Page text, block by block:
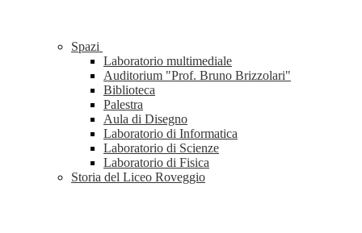
Spazi
Laboratorio multimediale
Auditorium "Prof. Bruno Brizzolari"
Biblioteca
Palestra
Aula di Disegno
Laboratorio di Informatica
Laboratorio di Scienze
Laboratorio di Fisica
Storia del Liceo Roveggio